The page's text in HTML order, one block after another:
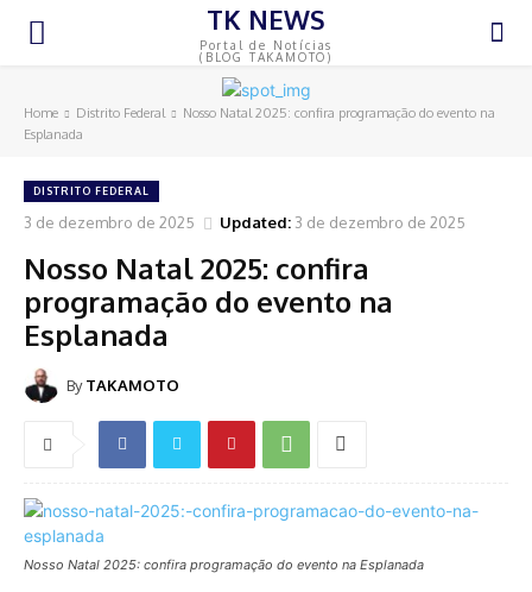
TK NEWS
Portal de Notícias
(BLOG TAKAMOTO)
Home Distrito Federal
Nosso Natal 2025: confira programação do evento na
Esplanada
DISTRITO FEDERAL
3 de dezembro de 2025 Updated: 3 de dezembro de 2025
Nosso Natal 2025: confira
programação do evento na
Esplanada
By TAKAMOTO
Nosso Natal 2025: confira programação do evento na Esplanada